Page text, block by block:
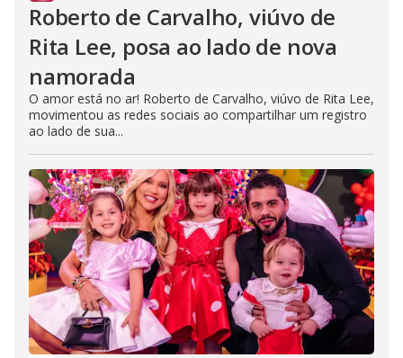
Roberto de Carvalho, viúvo de
Rita Lee, posa ao lado de nova
namorada
O amor está no ar! Roberto de Carvalho, viúvo de Rita Lee,
movimentou as redes sociais ao compartilhar um registro
ao lado de sua...